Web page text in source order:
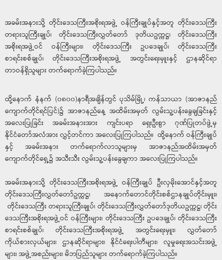
အခမ်းအနားသို့ တိုင်းဒေသကြီးအစိုးရအဖွဲ့ ဝန်ကြီးချုပ်နှင့်အတူ တိုင်းဒေသကြီး
တရားသူကြီးချုပ်၊ တိုင်းဒေသကြီးလွှတ်တော် ဒုတိယဥက္ကဋ္ဌ၊ တိုင်းဒေသကြီး
အစိုးရအဖွဲ့ဝင် ဝန်ကြီးများ၊ တိုင်းဒေသကြီး ဥပဒေချုပ်၊ တိုင်းဒေသကြီး
စာရင်းစစ်ချုပ်၊ တိုင်းဒေသကြီးအစိုးရအဖွဲ့ အတွင်းရေးမှူးနှင့် ဌာနဆိုင်ရာ
တာဝန်ရှိသူများ တက်ရောက်ခဲ့ကြပါသည်။
‌ထို့နောက် နံနက် (၀၈၀၀)နာရီအချိန်တွင် ပုသိမ်မြို့၊ ကန်သာယာ (အာဇာနည်
ကျောက်တိုင်ရင်ပြင်)၌ အာဇာနည်နေ့ အထိမ်းအမှတ် လွမ်းသူ့ပန်းခွေချခြင်းနှင့်
အလေးပြုခြင်း အခမ်းအနားအား ကျင်းပရာ ရှေးဦးစွာ ဂုဏ်ပြုတပ်ဖွဲ့မှ
နိုင်ငံတော်အလံအား လွှင့်တင်ကာ အလေးပြုကြပါသည်။ ထို့နောက် ဝန်ကြီးချုပ်
နှင့် အခမ်းအနား တက်ရောက်လာသူများမှ အာဇာနည်အထိမ်းအမှတ်
ကျောက်တိုင်ရှေ့၌ အသီးသီး လွမ်းသူ့ပန်းခွေချကာ အလေးပြုကြပါသည်။
‌အခမ်းအနားသို့ တိုင်းဒေသကြီးအစိုးရအဖွဲ့ ဝန်ကြီးချုပ် ဦးလှမိုးအောင်နှင့်အတူ
တိုင်းဒေသကြီးလွှတ်တော်ဥက္ကဋ္ဌ၊ အနောက်တောင်တိုင်းစစ်ဌာနချုပ်တိုင်းမှူး၊
တိုင်းဒေသကြီး တရားသူကြီးချုပ်၊ တိုင်းဒေသကြီးလွှတ်တော်ဒုတိယဥက္ကဋ္ဌ၊ တိုင်း
ဒေသကြီးအစိုးရအဖွဲ့ဝင် ဝန်ကြီးများ၊ တိုင်းဒေသကြီး ဥပဒေချုပ်၊ တိုင်းဒေသကြီး
စာရင်းစစ်ချုပ်၊ တိုင်းဒေသကြီးအစိုးရအဖွဲ့ အတွင်းရေးမှူး၊ လွှတ်တော်
ကိုယ်စားလှယ်များ၊ ဌာနဆိုင်ရာများ၊ နိုင်ငံရေးပါတီများ၊ လူမှုရေးအသင်းအဖွဲ့
များ၊ အဖွဲ့အစည်းများ၊ မိဘပြည်သူများ တက်ရောက်ခဲ့ကြပါသည်။